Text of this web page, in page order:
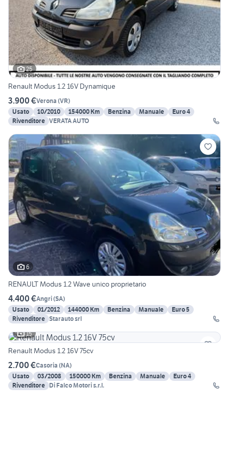
25
Renault Modus 1.2 16V Dynamique
3.900 €Verona (VR)
Usato
10/2010 154000 Km Benzina Manuale
Euro 4
Rivenditore VERATA AUTO
6
RENAULT Modus 1.2 Wave unico proprietario
4.400 €Angri(SA)
Usato
01/2012 144000 Km Benzina Manuale
Euro 5
Rivenditore Starauto srl
15
Renault Modus 1.2 16V 75cv
2.700 €Casoria (NA)
Usato
03/2008 150000 Km Benzina Manuale
Euro 4
Rivenditore Di Falco Motori s.r.l.